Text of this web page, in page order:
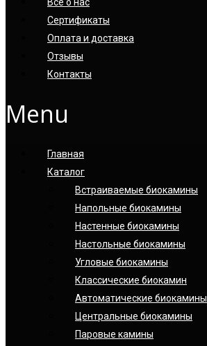
Сертификаты
Оплата и доставка
Отзывы
Контакты
Menu
Главная
Каталог
Встраиваемые биокамины
Напольные биокамины
Настенные биокамины
Настoльные биокамины
Угловые биокамины
Классические биокамин
Автоматические биокамины
Центральные биокамины
Паровые камины